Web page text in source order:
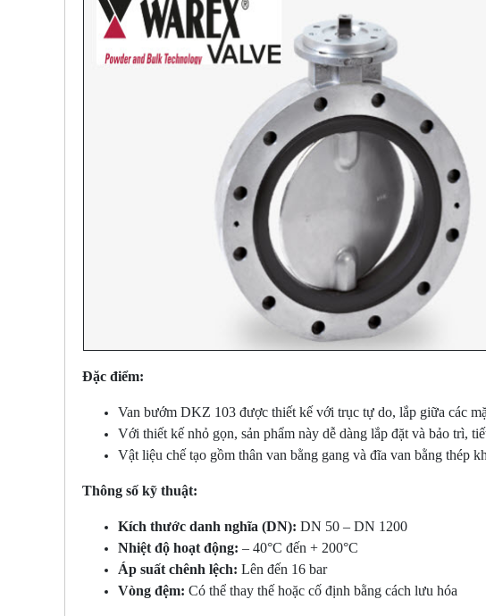
Đặc điểm:
Van bướm DKZ 103 được thiết kế với trục tự do, lắp giữa các
Với thiết kế nhỏ gọn, sản phẩm này dễ dàng lắp đặt và bảo trì,
Vật liệu chế tạo gồm thân van bằng gang và đĩa van bằng thép
Thông số kỹ thuật:
Kích thước danh nghĩa (DN): DN 50 – DN 1200
Nhiệt độ hoạt động: – 40°C đến + 200°C
Áp suất chênh lệch: Lên đến 16 bar
Vòng đệm: Có thể thay thế hoặc cố định bằng cách lưu hóa